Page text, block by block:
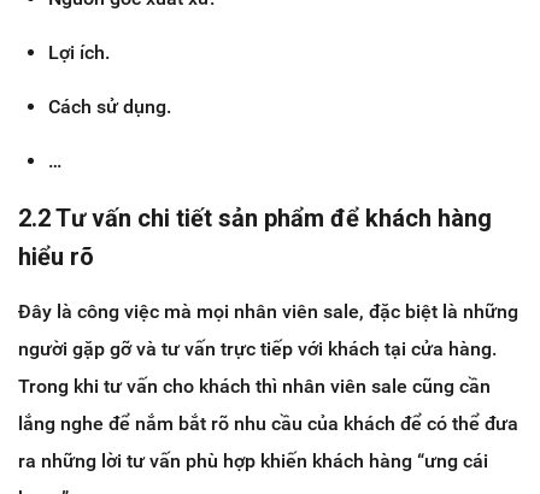
Lợi ích.
Cách sử dụng.
…
2.2 Tư vấn chi tiết sản phẩm để khách hàng
hiểu rõ
Đây là công việc mà mọi nhân viên sale, đặc biệt là những
người gặp gỡ và tư vấn trực tiếp với khách tại cửa hàng.
Trong khi tư vấn cho khách thì nhân viên sale cũng cần
lắng nghe để nắm bắt rõ nhu cầu của khách để có thể đưa
ra những lời tư vấn phù hợp khiến khách hàng “ưng cái